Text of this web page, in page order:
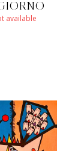
available